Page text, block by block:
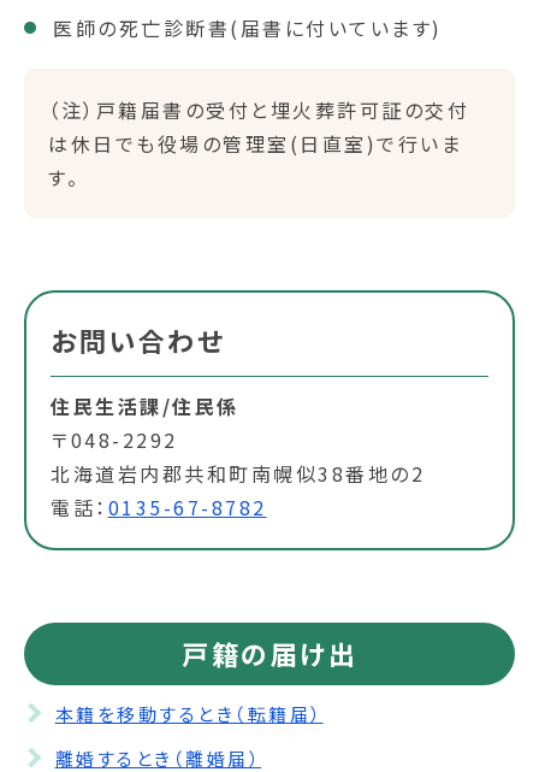
医師の死亡診断書(届書に付いています)
（注）戸籍届書の受付と埋火葬許可証の交付
は休日でも役場の管理室(日直室)で行いま
す。
お問い合わせ
住民生活課/住民係
〒048-2292
北海道岩内郡共和町南幌似38番地の2
電話： 0135-67-8782
戸籍の届け出
本籍を移動するとき（転籍届）
離婚するとき（離婚届）